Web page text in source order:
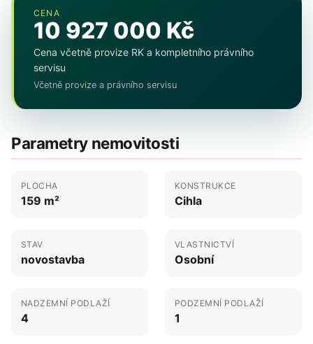
CENA
10 927 000 Kč
Cena včetně provize RK a kompletního právního
servisu
Včetně provize a právního servisu
Parametry nemovitosti
PLOCHA
159 m²
KONSTRUKCE
Cihla
STAV
novostavba
VLASTNICTVÍ
Osobní
NADZEMNÍ PODLAŽÍ
4
PODZEMNÍ PODLAŽÍ
1